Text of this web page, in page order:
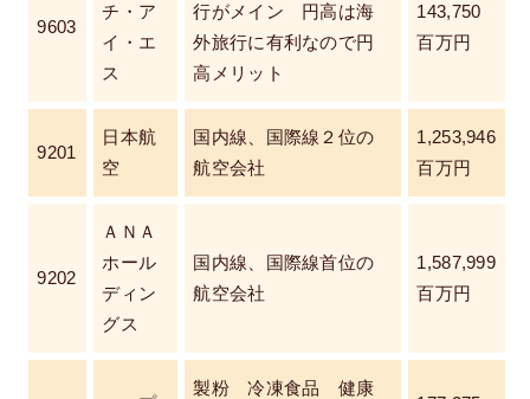
9603
チ・ア
イ・エ
ス
行がメイン 円高は海
外旅行に有利なので円
高メリット
143,750
百万円
9201
日本航
空
国内線、国際線２位の
航空会社
1,253,946
百万円
9202
ＡＮＡ
ホール
ディン
グス
国内線、国際線首位の
航空会社
1,587,999
百万円
製粉 冷凍食品 健康